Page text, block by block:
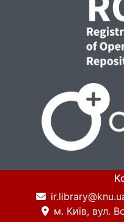
м. Київ, вул.